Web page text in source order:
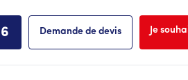
Demande de devis Je